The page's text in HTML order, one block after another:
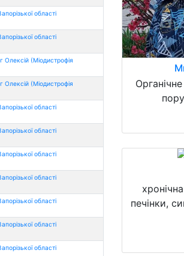
області
області
Олексій (Міодистрофія
Олексій (Міодистрофія
області
області
області
області
області
області
області
печінки,